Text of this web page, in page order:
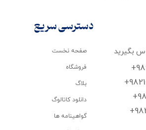
بگیرید صفحه نخست
فروشگاه
بلاگ
دانلود کاتالوگ
گواهینامه ها
دسترسی سریع